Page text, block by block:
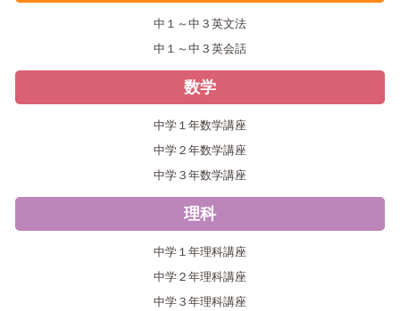
中１～中３英文法
中１～中３英会話
数学
中学１年数学講座
中学２年数学講座
中学３年数学講座
理科
中学１年理科講座
中学２年理科講座
中学３年理科講座